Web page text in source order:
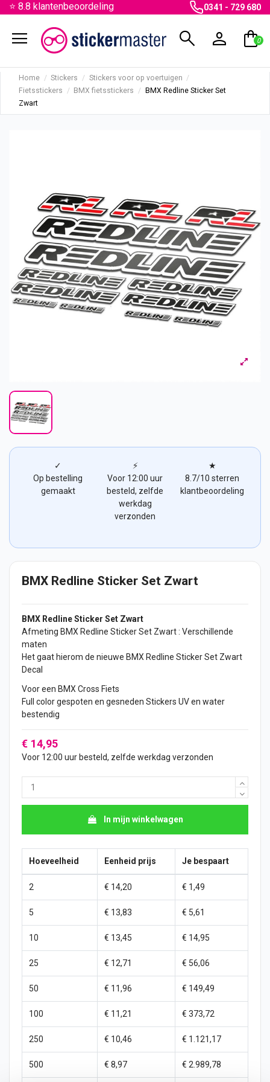
⭐ 8.8 klantenbeoordeling 0341 - 729 680
menu search person shopping_bag
0
Home Stickers
Stickers voor op voertuigen
Fietsstickers
BMX fietsstickers
BMX Redline Sticker Set
Zwart
✓
Op bestelling
gemaakt
⚡
Voor 12:00 uur
besteld, zelfde
werkdag
verzonden
★
8.7/10 sterren
klantbeoordeling
BMX Redline Sticker Set Zwart
BMX RedlineSticker Set Zwart
Afmeting BMX Redline Sticker Set Zwart : Verschillende
maten
Het gaat hierom de nieuwe BMX Redline Sticker Set Zwart
Decal
Voor een BMX Cross Fiets
Full color gespoten en gesneden Stickers UV en water
bestendig
€ 14,95
Voor 12:00 uur besteld, zelfde werkdag verzonden
In mijn winkelwagen
Hoeveelheid Eenheid prijs Je bespaart
2 € 14,20 € 1,49
5 € 13,83 € 5,61
10 € 13,45 € 14,95
25 € 12,71 € 56,06
50 € 11,96 € 149,49
100 € 11,21 € 373,72
250 € 10,46 € 1.121,17
500 € 8,97 € 2.989,78